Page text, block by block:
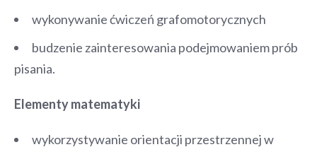
wykonywanie ćwiczeń grafomotorycznych
budzenie zainteresowania podejmowaniem prób
pisania.
Elementy matematyki
wykorzystywanie orientacji przestrzennej w